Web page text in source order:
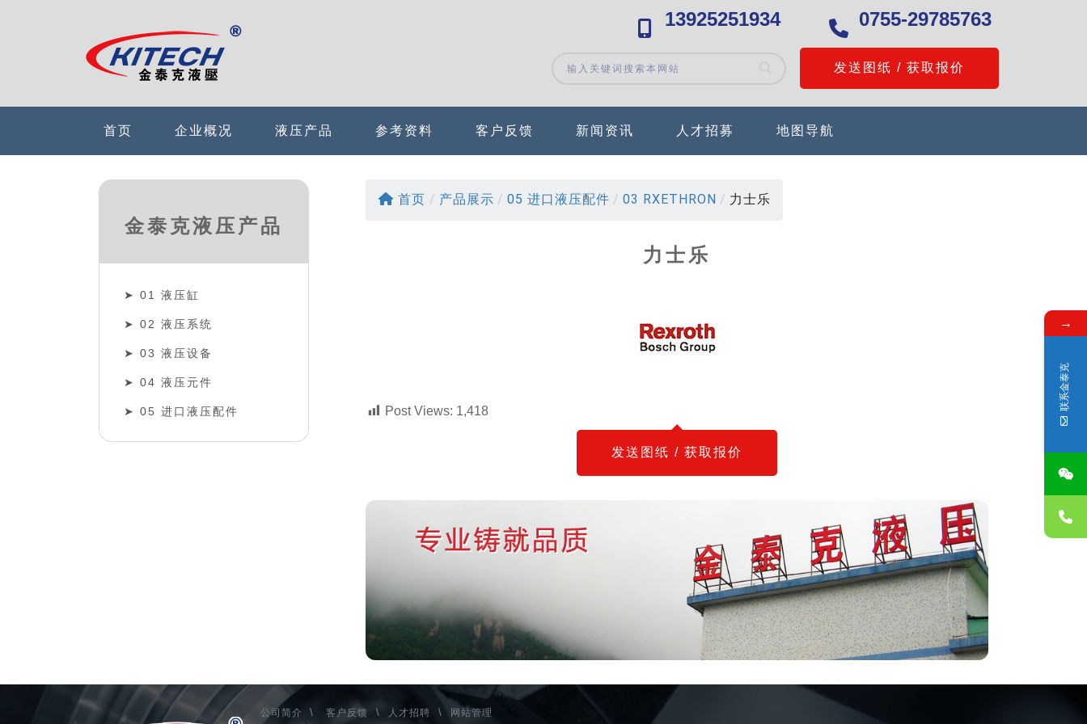
13925251934 0755-29785763
发送图纸 / 获取报价
首页 企业概况 液压产品 参考资料 客户反馈 新闻资讯 人才招募 地图导航
金泰克液压产品
01 液压缸
02 液压系统
03 液压设备
04 液压元件
05 进口液压配件
首页 / 产品展示 / 05 进口液压配件 / 03 RXETHRON / 力士乐
力士乐
Post Views: 1,418
发送图纸 / 获取报价
公司简介 \ 客户反馈 \ 人才招聘 \ 网站管理
→
联系金泰克